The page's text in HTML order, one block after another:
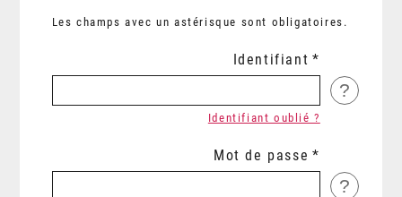
Les champs avec un astérisque sont obligatoires.
Identifiant
?
Identifiant oublié ?
Mot de passe
?